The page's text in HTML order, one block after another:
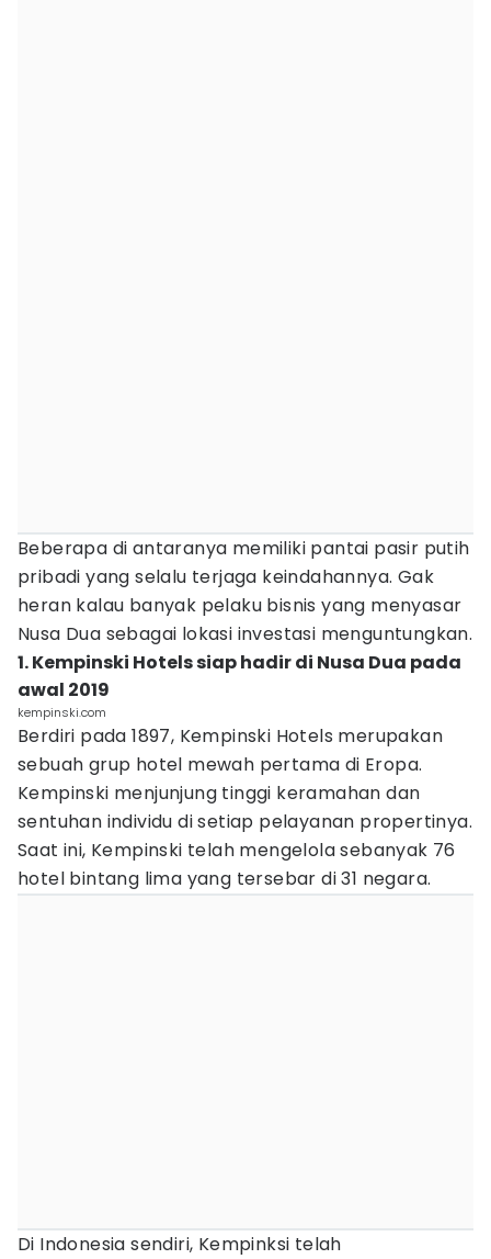
Beberapa di antaranya memiliki pantai pasir putih
pribadi yang selalu terjaga keindahannya. Gak
heran kalau banyak pelaku bisnis yang menyasar
Nusa Dua sebagai lokasi investasi menguntungkan.
1. Kempinski Hotels siap hadir di Nusa Dua pada
awal 2019
kempinski.com
Berdiri pada 1897, Kempinski Hotels merupakan
sebuah grup hotel mewah pertama di Eropa.
Kempinski menjunjung tinggi keramahan dan
sentuhan individu di setiap pelayanan propertinya.
Saat ini, Kempinski telah mengelola sebanyak 76
hotel bintang lima yang tersebar di 31 negara.
Di Indonesia sendiri, Kempinksi telah